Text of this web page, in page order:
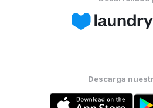
Descarga